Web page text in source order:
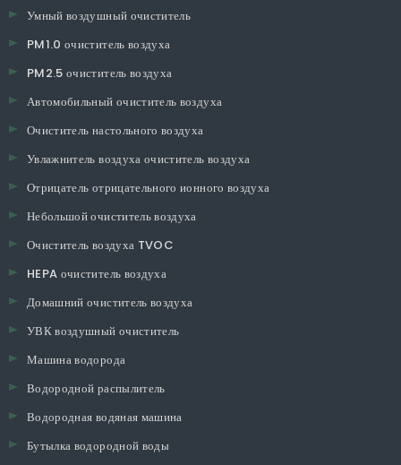
Умный воздушный очиститель
PM1.0 очиститель воздуха
PM2.5 очиститель воздуха
Автомобильный очиститель воздуха
Очиститель настольного воздуха
Увлажнитель воздуха очиститель воздуха
Отрицатель отрицательного ионного воздуха
Небольшой очиститель воздуха
Очиститель воздуха TVOC
HEPA очиститель воздуха
Домашний очиститель воздуха
УВК воздушный очиститель
Машина водорода
Водородной распылитель
Водородная водяная машина
Бутылка водородной воды